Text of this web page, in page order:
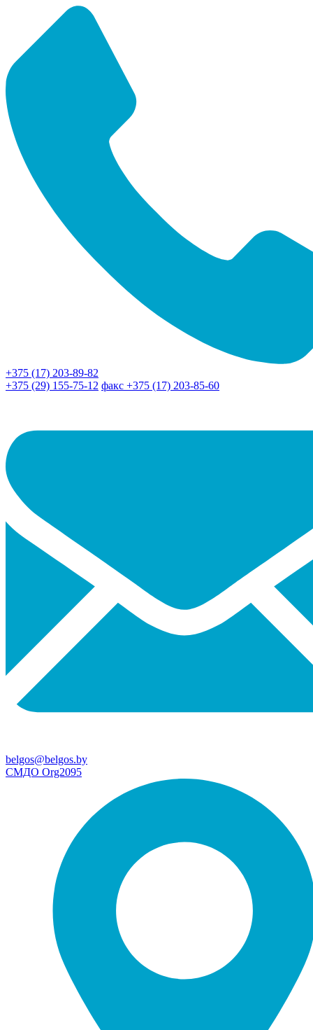
+375 (17) 203-89-82
+375 (29) 155-75-12 факс +375 (17) 203-85-60
belgos@belgos.by
СМДО Org2095